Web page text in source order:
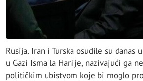
Rusija, Iran i Turska osudile su danas
u Gazi Ismaila Hanije, nazivajući ga
političkim ubistvom koje bi moglo